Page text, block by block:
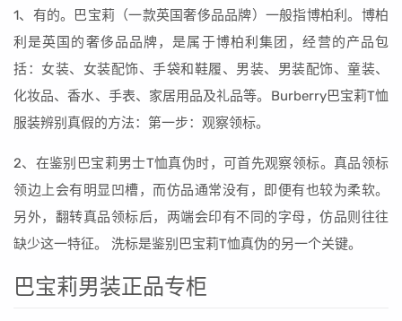
1、有的。巴宝莉（一款英国奢侈品品牌）一般指博柏利。博柏
利是英国的奢侈品品牌，是属于博柏利集团，经营的产品包
括：女装、女装配饰、手袋和鞋履、男装、男装配饰、童装、
化妆品、香水、手表、家居用品及礼品等。Burberry巴宝莉T恤
服装辨别真假的方法：第一步：观察领标。
2、在鉴别巴宝莉男士T恤真伪时，可首先观察领标。真品领标
领边上会有明显凹槽，而仿品通常没有，即便有也较为柔软。
另外，翻转真品领标后，两端会印有不同的字母，仿品则往往
缺少这一特征。 洗标是鉴别巴宝莉T恤真伪的另一个关键。
巴宝莉男装正品专柜